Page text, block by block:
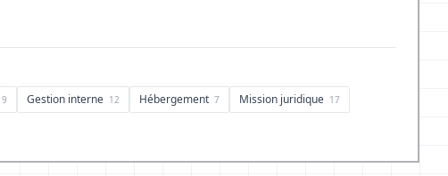
9 Gestion interne 12 Hébergement 7 Mission juridique 17